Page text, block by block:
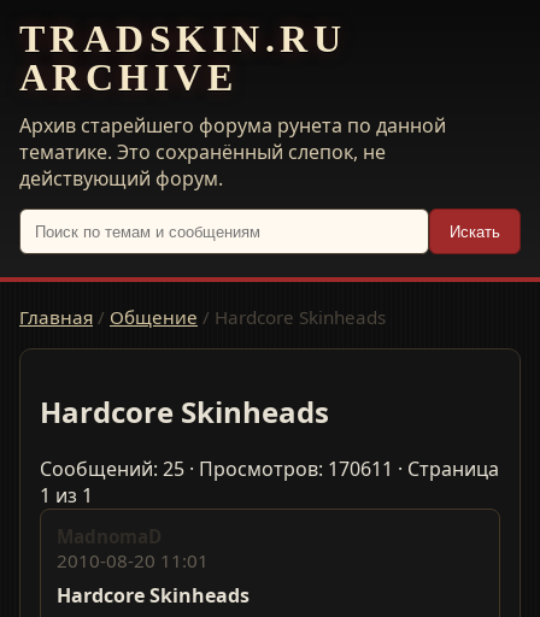
TRADSKIN.RU
ARCHIVE
Архив старейшего форума рунета по данной
тематике. Это сохранённый слепок, не
действующий форум.
Искать
Главная / Общение / Hardcorе Skinheads
Hardcorе Skinheads
Сообщений: 25 · Просмотров: 170611 · Страница
1 из 1
MadnomaD
2010-08-20 11:01
Hardcorе Skinheads